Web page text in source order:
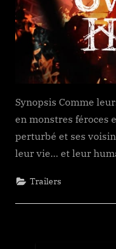
Synopsis Comme
en monstres féroces
perturbé et ses
leur vie… et leur
Trailers